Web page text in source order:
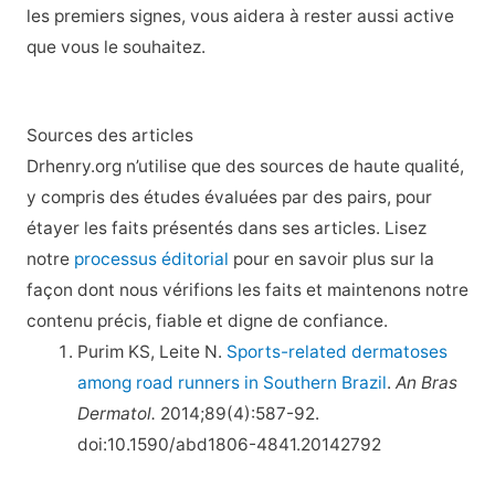
les premiers signes, vous aidera à rester aussi active
que vous le souhaitez.
Sources des articles
Drhenry.org n’utilise que des sources de haute qualité,
y compris des études évaluées par des pairs, pour
étayer les faits présentés dans ses articles. Lisez
notre processus éditorial pour en savoir plus sur la
façon dont nous vérifions les faits et maintenons notre
contenu précis, fiable et digne de confiance.
Purim KS, Leite N. Sports-related dermatoses
among road runners in Southern Brazil.An Bras
Dermatol. 2014;89(4):587-92.
doi:10.1590/abd1806-4841.20142792